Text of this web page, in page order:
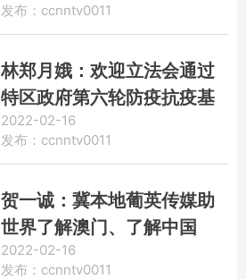
发布：ccnntv0011
林郑月娥：欢迎立法会通过
特区政府第六轮防疫抗疫基
金拨款申请
2022-02-16
发布：ccnntv0011
贺一诚：冀本地葡英传媒助
世界了解澳门、了解中国
2022-02-16
发布：ccnntv0011